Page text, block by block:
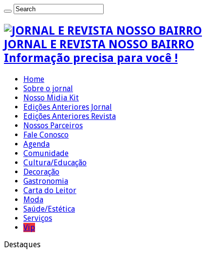
JORNAL E REVISTA NOSSO BAIRRO
Informação precisa para você !
Home
Sobre o jornal
Nosso Midia Kit
Edições Anteriores Jornal
Edições Anteriores Revista
Nossos Parceiros
Fale Conosco
Agenda
Comunidade
Cultura/Educação
Decoração
Gastronomia
Carta do Leitor
Moda
Saúde/Estética
Serviços
Vip
Destaques